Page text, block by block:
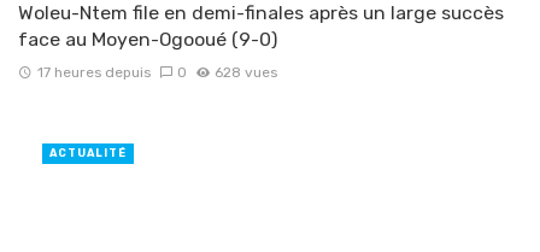
Woleu-Ntem file en demi-finales après un large succès
face au Moyen-Ogooué (9-0)
17 heures depuis 0 628 vues
ACTUALITÉ